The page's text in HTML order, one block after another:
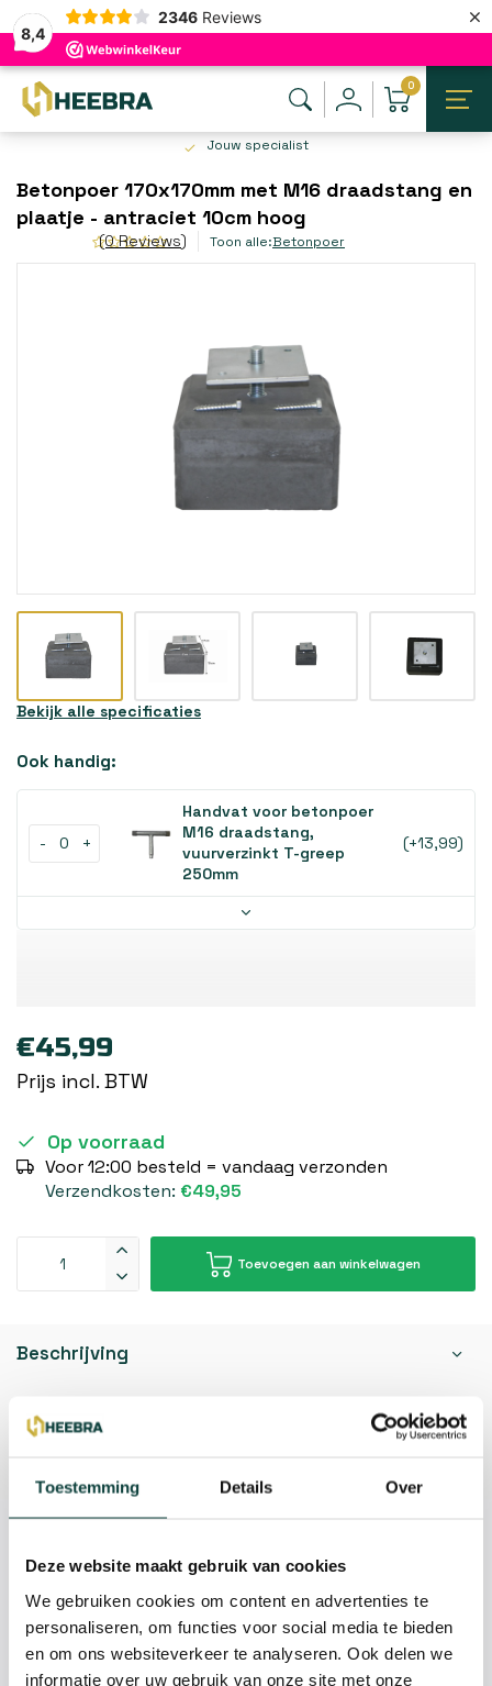
Toestemming Details Over
Deze website maakt gebruik van cookies
We gebruiken cookies om content en advertenties te
personaliseren, om functies voor social media te bieden
en om ons websiteverkeer te analyseren. Ook delen we
informatie over uw gebruik van onze site met onze
8,4
2346 Reviews ×
0
Jouw specialist
Betonpoer 170x170mm met M16 draadstang en
plaatje - antraciet 10cm hoog
(0 Reviews) Toon alle:Betonpoer
Bekijk alle specificaties
Ook handig:
- +
Handvat voor betonpoer
M16 draadstang,
vuurverzinkt T-greep
250mm
(+13,99)
€45,99
Prijs incl. BTW
Op voorraad
Voor 12:00 besteld = vandaag verzonden
Verzendkosten: €49,95
Toevoegen aan winkelwagen
Beschrijving
Reviews
085-2121757
info@heebra.com